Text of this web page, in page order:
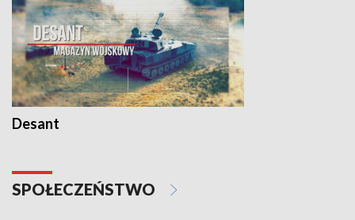
Desant
SPOŁECZEŃSTWO